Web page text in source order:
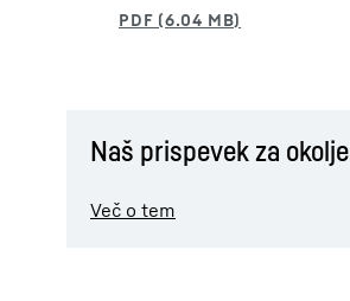
Naš prispevek za okolje
Več o tem